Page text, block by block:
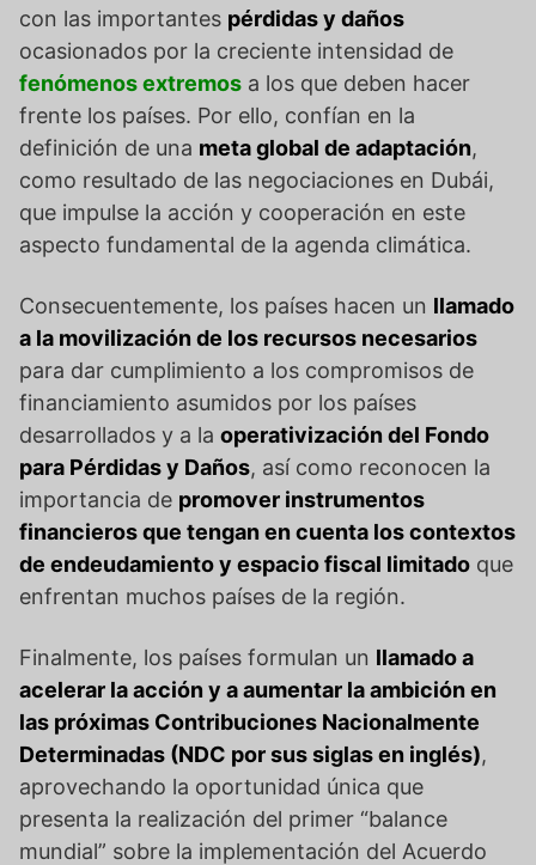
con las importantes pérdidas y daños
ocasionados por la creciente intensidad de
fenómenos extremos a los que deben hacer
frente los países. Por ello, confían en la
definición de una meta global de adaptación,
como resultado de las negociaciones en Dubái,
que impulse la acción y cooperación en este
aspecto fundamental de la agenda climática.
Consecuentemente, los países hacen un llamado
a la movilización de los recursos necesarios
para dar cumplimiento a los compromisos de
financiamiento asumidos por los países
desarrollados y a la operativización del Fondo
para Pérdidas y Daños, así como reconocen la
importancia de promover instrumentos
financieros que tengan en cuenta los contextos
de endeudamiento y espacio fiscal limitado que
enfrentan muchos países de la región.
Finalmente, los países formulan un llamado a
acelerar la acción y a aumentar la ambición en
las próximas Contribuciones Nacionalmente
Determinadas (NDC por sus siglas en inglés),
aprovechando la oportunidad única que
presenta la realización del primer “balance
mundial” sobre la implementación del Acuerdo